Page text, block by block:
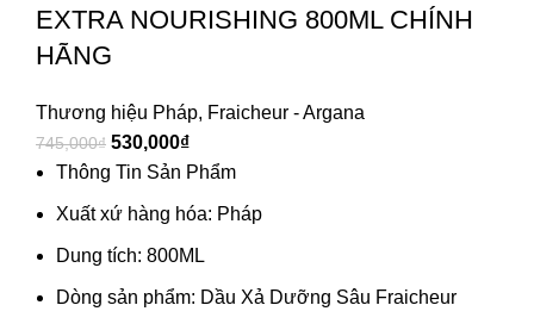
EXTRA NOURISHING 800ML CHÍNH
HÃNG
Thương hiệu Pháp, Fraicheur - Argana
745,000₫ 530,000₫
Thông Tin Sản Phẩm
Xuất xứ hàng hóa: Pháp
Dung tích: 800ML
Dòng sản phẩm: Dầu Xả Dưỡng Sâu Fraicheur